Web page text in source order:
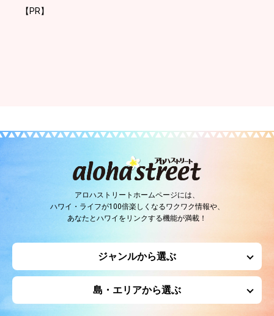
【PR】
アロハストリートホームページには、
ハワイ・ライフが100倍楽しくなるワクワク情報や、
あなたとハワイをリンクする機能が満載！
ジャンルから選ぶ
島・エリアから選ぶ